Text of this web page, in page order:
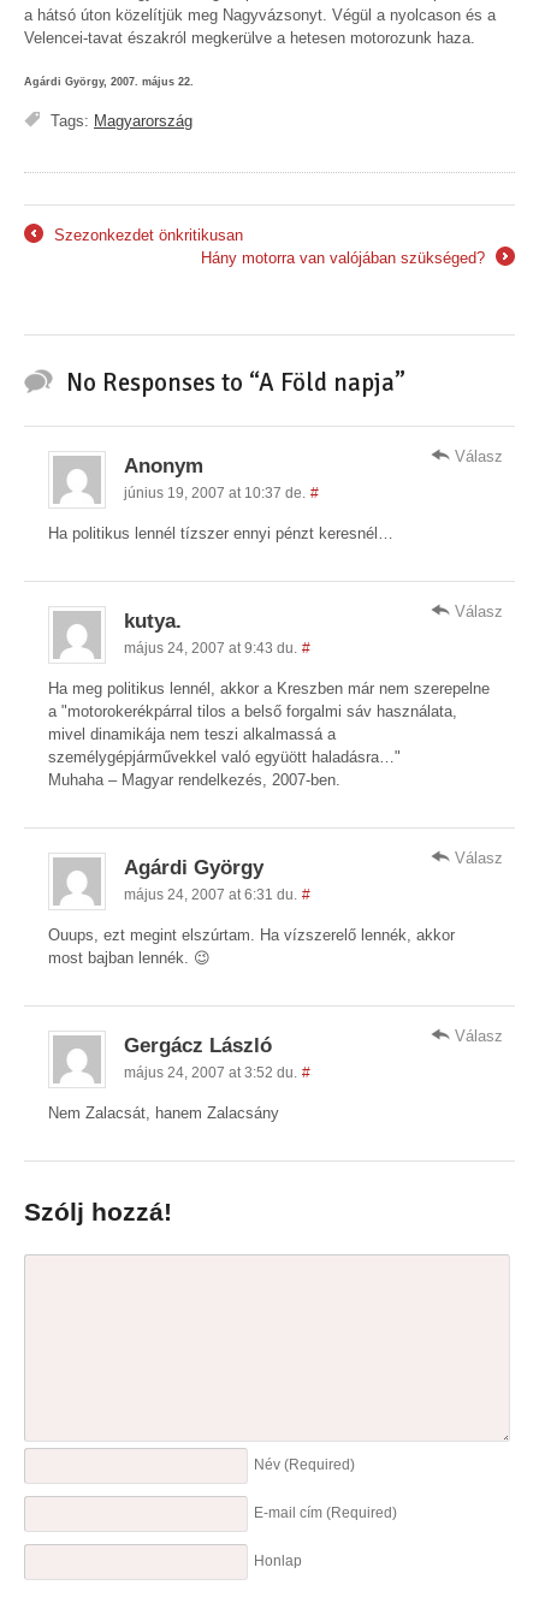
a hátsó úton közelítjük meg Nagyvázsonyt. Végül a nyolcason és a
Velencei-tavat északról megkerülve a hetesen motorozunk haza.
Agárdi György, 2007. május 22.
Tags: Magyarország
Szezonkezdet önkritikusan
Hány motorra van valójában szükséged?
No Responses to “A Föld napja”
Anonym
június 19, 2007 at 10:37 de. #
Ha politikus lennél tízszer ennyi pénzt keresnél…
Válasz
kutya.
május 24, 2007 at 9:43 du. #
Ha meg politikus lennél, akkor a Kreszben már nem szerepelne
a "motorokerékpárral tilos a belső forgalmi sáv használata,
mivel dinamikája nem teszi alkalmassá a
személygépjárművekkel való együött haladásra…"
Muhaha – Magyar rendelkezés, 2007-ben.
Válasz
Agárdi György
május 24, 2007 at 6:31 du. #
Ouups, ezt megint elszúrtam. Ha vízszerelő lennék, akkor
most bajban lennék. 😉
Válasz
Gergácz László
május 24, 2007 at 3:52 du. #
Nem Zalacsát, hanem Zalacsány
Válasz
Szólj hozzá!
Név (Required)
E-mail cím (Required)
Honlap